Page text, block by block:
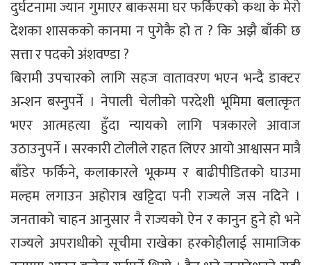
दुर्घटनामा ज्यान गुमाएर बाकसमा घर फर्किएको कथा के मेरो
देशका शासकको कानमा न पुगेकै हो त ? कि अझै बाँकी छ
सत्ता र पदको अंशवण्डा ?
बिरामी उपचारको लागि सहज वातावरण भएन भन्दै डाक्टर
अन्शन बस्नुपर्ने । नेपाली चेलीको परदेशी भूमिमा बलात्कृत
भएर आत्महत्या हुँदा न्यायको लागि पत्रकारले आवाज
उठाउनुपर्ने । सरकारी टोलीले राहत लिएर आयो आश्वासन मात्रै
बाँडेर फर्किने, कलाकारले भूकम्प र बाढीपीडितको घाउमा
मल्हम लगाउन अहोरात्र खट्टिदा पनी राज्यले जस नदिने ।
जनताको चाहन आनुसार नै राज्यको ऐन र कानुन हुने हो भने
राज्यले अपराधीको सूचीमा राखेका हरकोहीलाई सामाजिक